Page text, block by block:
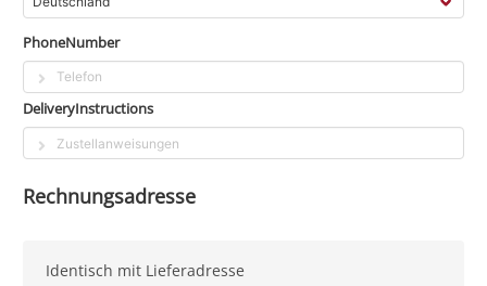
PhoneNumber
DeliveryInstructions
Rechnungsadresse
Identisch mit Lieferadresse